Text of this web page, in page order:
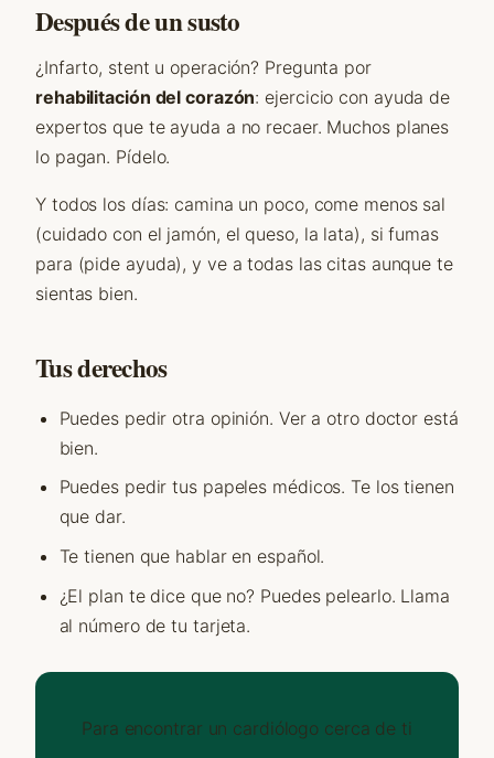
Después de un susto
¿Infarto, stent u operación? Pregunta por
rehabilitación del corazón: ejercicio con ayuda de
expertos que te ayuda a no recaer. Muchos planes
lo pagan. Pídelo.
Y todos los días: camina un poco, come menos sal
(cuidado con el jamón, el queso, la lata), si fumas
para (pide ayuda), y ve a todas las citas aunque te
sientas bien.
Tus derechos
Puedes pedir otra opinión. Ver a otro doctor está
bien.
Puedes pedir tus papeles médicos. Te los tienen
que dar.
Te tienen que hablar en español.
¿El plan te dice que no? Puedes pelearlo. Llama
al número de tu tarjeta.
Para encontrar un cardiólogo cerca de ti